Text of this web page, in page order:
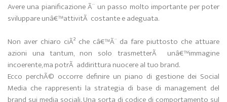
Avere una pianificazione Ã¨ un passo molto importante per poter
sviluppare unâ€™attivitÃ costante e adeguata.
Non aver chiaro ciÃ² che câ€™Ã¨ da fare piuttosto che attuare
azioni una tantum, non solo trasmetterÃ unâ€™immagine
incoerente, ma potrÃ addirittura nuocere al tuo brand.
Ecco perchÃ© occorre definire un piano di gestione dei Social
Media che rappresenti la strategia di base di management del